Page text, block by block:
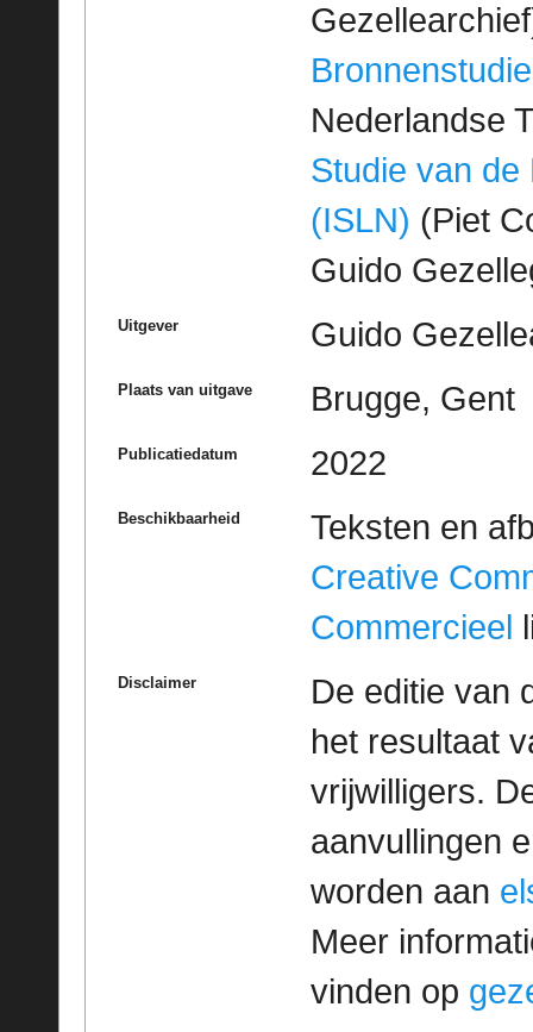
Bronnenstudie
Nederlandse
Studie van de
(ISLN) (Piet
Guido
Uitgever Guido
Plaats van uitgave Brugge, Gent
Publicatiedatum 2022
Beschikbaarheid
Teksten en
Creative
Commercieel
Disclaimer
De editie van
het resultaat
vrijwilligers.
aanvullingen
worden aan
Meer
vinden op